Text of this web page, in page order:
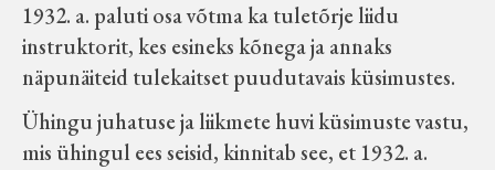
1932. a. paluti osa võtma ka tuletõrje liidu
instruktorit, kes esineks kõnega ja annaks
näpunäiteid tulekaitset puudutavais küsimustes.
Ühingu juhatuse ja liikmete huvi küsimuste vastu,
mis ühingul ees seisid, kinnitab see, et 1932. a.